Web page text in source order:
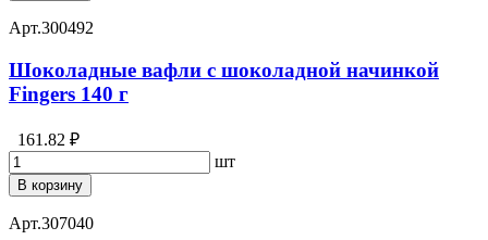
Арт.300492
Шоколадные вафли с шоколадной начинкой
Fingers 140 г
161.82 ₽
шт
В корзину
Арт.307040